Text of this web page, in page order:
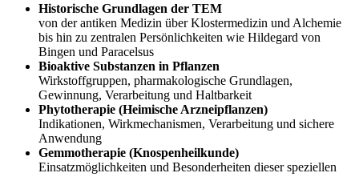
Historische Grundlagen der TEM
von der antiken Medizin über Klostermedizin und Alchemie
bis hin zu zentralen Persönlichkeiten wie Hildegard von
Bingen und Paracelsus
Bioaktive Substanzen in Pflanzen
Wirkstoffgruppen, pharmakologische Grundlagen,
Gewinnung, Verarbeitung und Haltbarkeit
Phytotherapie (Heimische Arzneipflanzen)
Indikationen, Wirkmechanismen, Verarbeitung und sichere
Anwendung
Gemmotherapie (Knospenheilkunde)
Einsatzmöglichkeiten und Besonderheiten dieser speziellen